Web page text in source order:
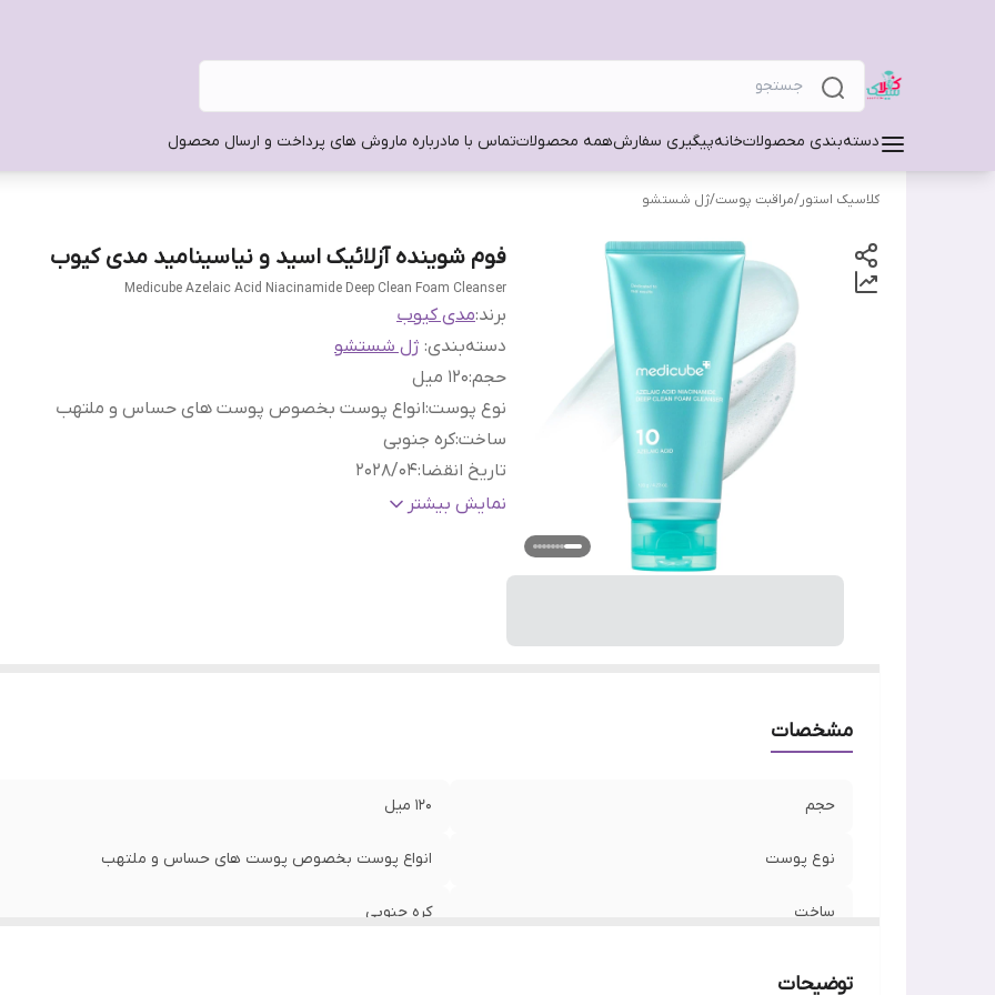
دسته‌بندی محصولاتخانهپیگیری سفارشهمه محصولاتتماس با مادرباره ماروش های پرداخت و ارسال محصول
کلاسیک استور/مراقبت پوست/ژل شستشو
فوم شوینده آزلائیک اسید و نیاسینامید مدی کیوب
Medicube Azelaic Acid Niacinamide Deep Clean Foam Cleanser
برند:مدی کیوب
دسته‌بندی: ژل شستشو
حجم:120 میل
نوع پوست:انواع پوست بخصوص پوست های حساس و ملتهب
ساخت:کره جنوبی
تاریخ انقضا:
2028/04
جنسیت:زنانه، مردانهنمایش بیشتر
مشخصات
حجم 120 میل
نوع پوست انواع پوست بخصوص پوست های حساس و ملتهب
ساخت کره جنوبی
توضیحات